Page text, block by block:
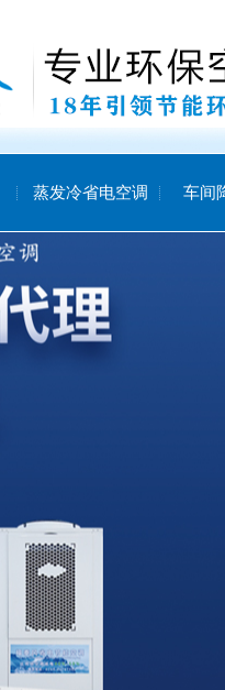
蒸发冷省电空调 车间